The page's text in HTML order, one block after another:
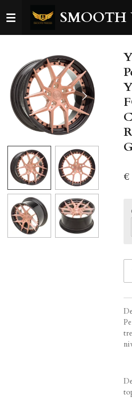
direct
SMOOTH
€